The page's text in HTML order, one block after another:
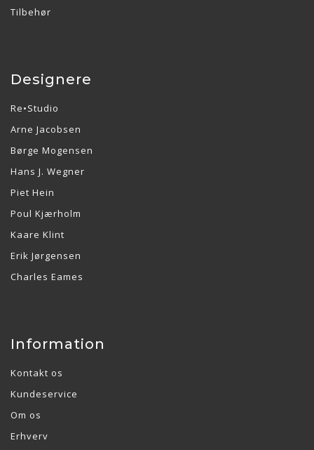
Tilbehør
Designere
Re•Studio
Arne Jacobsen
Børge Mogensen
Hans J. Wegner
Piet Hein
Poul Kjærholm
Kaare Klint
Erik Jørgensen
Charles Eames
Information
Kontakt os
Kundeservice
Om os
Erhverv